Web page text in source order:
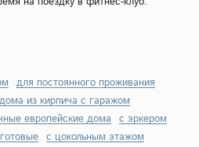
для постоянного проживания
дома из кирпича с гаражом
европейские дома с эркером
готовые с цокольным этажом